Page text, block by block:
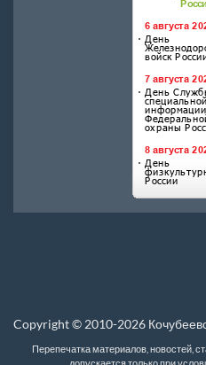
Copyright © 2010-2026
Перепечатка материалов, новостей,